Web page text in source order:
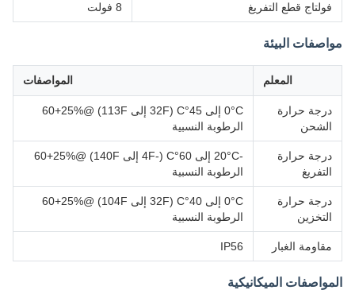
فولتاج قطع التفريغ 8 فولت
مواصفات البيئة
المعلم المواصفات
درجة حرارة
الشحن
0°C إلى 45°C (32F إلى 113F) @60+25%
الرطوبة النسبية
درجة حرارة
التفريغ
-20°C إلى 60°C (-4F إلى 140F) @60+25%
الرطوبة النسبية
درجة حرارة
التخزين
0°C إلى 40°C (32F إلى 104F) @60+25%
الرطوبة النسبية
مقاومة الغبار IP56
المواصفات الميكانيكية